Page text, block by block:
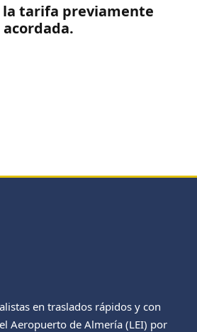
la tarifa previamente
acordada.
en traslados rápidos y con
Aeropuerto de Almería (LEI) por